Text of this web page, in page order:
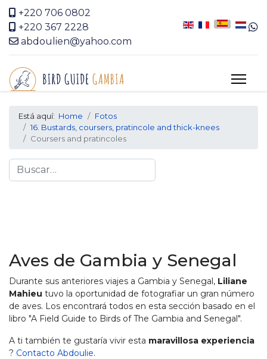
+220 706 0802
+220 367 2228
abdoulien@yahoo.com
Está aquí: Home
Fotos
16. Bustards, coursers, pratincole and thick-knees
Coursers and pratincoles
Search
Aves de Gambia y Senegal
Durante sus anteriores viajes a Gambia y Senegal, Liliane
Mahieu tuvo la oportunidad de fotografiar un gran número
de aves. Los encontrará todos en esta sección basado en el
libro "A Field Guide to Birds of The Gambia and Senegal".
A ti también te gustaría vivir esta maravillosa experiencia
? Contacto Abdoulie.